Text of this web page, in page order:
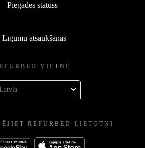
Piegādes statuss
Līgumu atsaukšanas
VIETNĒ
REFURBED LIETOTNI